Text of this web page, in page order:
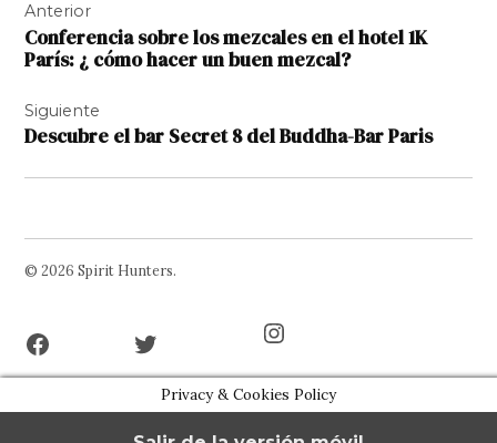
de
entradas
Anterior
Conferencia sobre los mezcales en el hotel 1K
París: ¿ cómo hacer un buen mezcal?
Siguiente
Descubre el bar Secret 8 del Buddha-Bar Paris
© 2026 Spirit Hunters.
Privacy & Cookies Policy